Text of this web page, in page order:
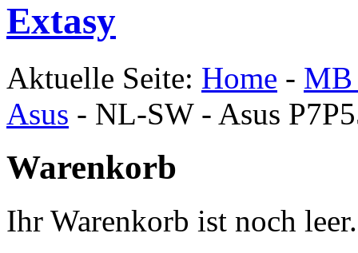
Aktuelle Seite: Home - MB
Asus - NL-SW - Asus
Warenkorb
Ihr Warenkorb ist noch leer.